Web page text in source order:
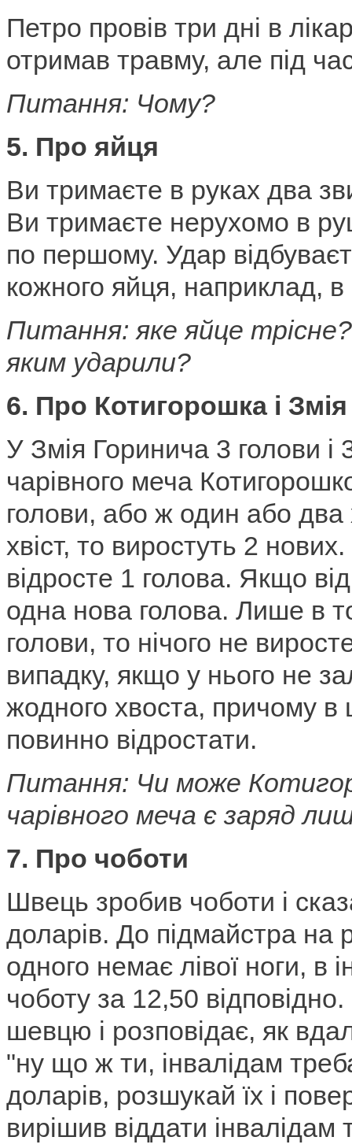
Петро провів три дні в
отримав травму, але під
Питання: Чому?
5. Про яйця
Ви тримаєте в руках два
Ви тримаєте нерухомо в
по першому. Удар
кожного яйця, наприклад, в
Питання: яке яйце
яким ударили?
6. Про Котигорошка і
У Змія Горинича 3 голови
чарівного меча
голови, або ж один або два
хвіст, то виростуть 2
відросте 1 голова. Якщо
одна нова голова. Лише в
голови, то нічого не
випадку, якщо у нього не
жодного хвоста, причому в
повинно відростати.
Питання: Чи може
чарівного меча є заряд
7. Про чоботи
Швець зробив чоботи і
доларів. До підмайстра на
одного немає лівої ноги, в
чоботу за 12,50
шевцю і розповідає, як
"ну що ж ти, інвалідам
доларів, розшукай їх і
вирішив віддати інвалідам